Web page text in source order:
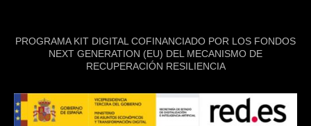
PROGRAMA KIT DIGITAL COFINANCIADO POR LOS FONDOS
NEXT GENERATION (EU) DEL MECANISMO DE
RECUPERACIÓN RESILIENCIA